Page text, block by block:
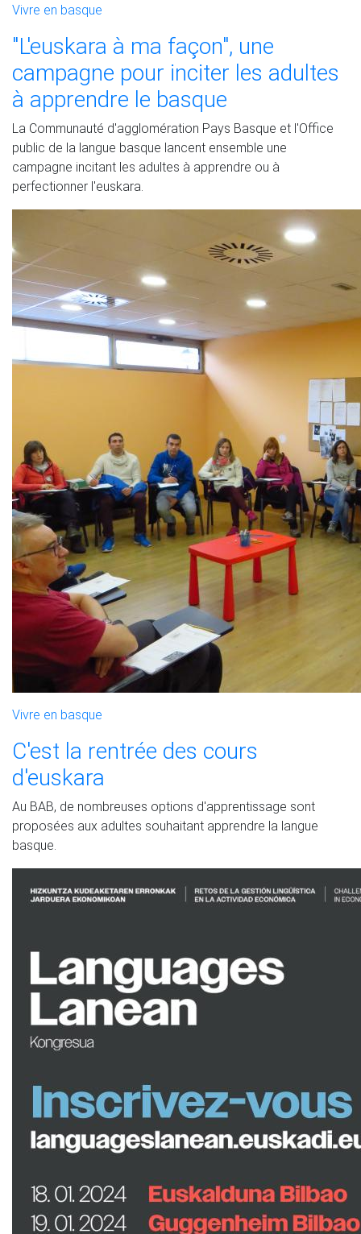
Vivre en basque
"L'euskara à ma façon", une
campagne pour inciter les adultes
à apprendre le basque
La Communauté d'agglomération Pays Basque et l'Office
public de la langue basque lancent ensemble une
campagne incitant les adultes à apprendre ou à
perfectionner l'euskara.
Vivre en basque
C'est la rentrée des cours
d'euskara
Au BAB, de nombreuses options d'apprentissage sont
proposées aux adultes souhaitant apprendre la langue
basque.